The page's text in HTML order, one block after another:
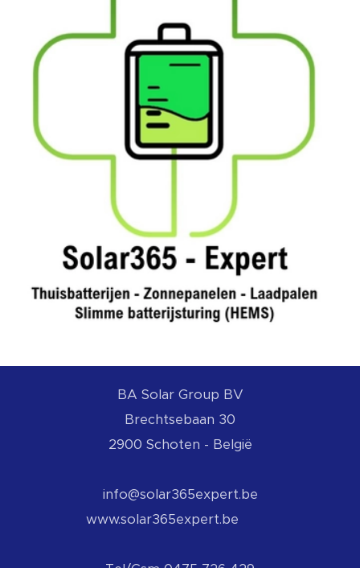
BA Solar Group BV
Brechtsebaan 30
2900 Schoten - België
info@solar365expert.be
www.solar365expert.be